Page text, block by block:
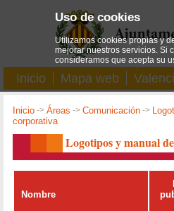
Inicio Mapa web
Inicio ->Áreas ->Comunicación ->
corporativa
Logotipos y manual
Nombre
Uso de cookies
Utilizamos cookies propias y
mejorar nuestros servicios. Si
consideramos que acepta su